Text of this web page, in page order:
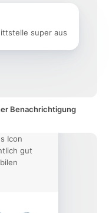
super aus
Benachrichtigung
Icon
gut